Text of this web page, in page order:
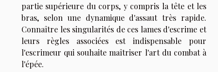
partie supérieure du corps, y compris la tête et les
bras, selon une dynamique d'assaut très rapide.
Connaître les singularités de ces lames d'escrime et
leurs règles associées est indispensable pour
l'escrimeur qui souhaite maîtriser l'art du combat à
l'épée.